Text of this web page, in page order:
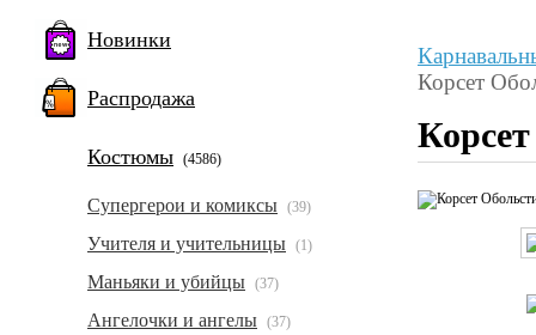
Новинки
Распродажа
Костюмы (4586)
Супергерои и комиксы (39)
Учителя и учительницы (1)
Маньяки и убийцы (37)
Ангелочки и ангелы (37)
Корсет